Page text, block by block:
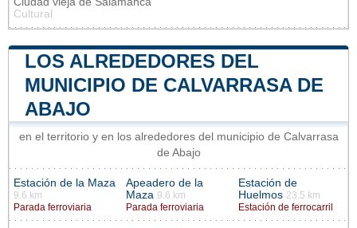
Cultural
LOS ALREDEDORES DEL
MUNICIPIO DE CALVARRASA DE
ABAJO
en el territorio y en los alrededores del municipio de Calvarrasa
de Abajo
Estación de la Maza
9.6 km
Parada ferroviaria
Apeadero de la
Maza 9.6 km
Parada ferroviaria
Estación de
Huelmos 23.5 km
Estación de ferrocarril